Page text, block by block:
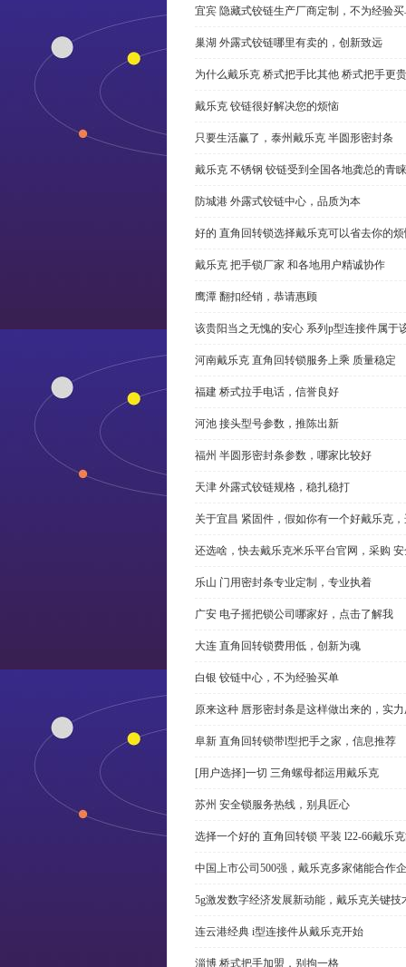
宜宾 隐藏式铰链生产厂商定制，不为经验
巢湖 外露式铰链哪里有卖的，创新致远
为什么戴乐克 桥式把手比其他 桥式把手更
戴乐克 铰链很好解决您的烦恼
只要生活赢了，泰州戴乐克 半圆形密封条
戴乐克 不锈钢 铰链受到全国各地龚总的青睐
防城港 外露式铰链中心，品质为本
好的 直角回转锁选择戴乐克可以省去你的
戴乐克 把手锁厂家 和各地用户精诚协作
鹰潭 翻扣经销，恭请惠顾
该贵阳当之无愧的安心 系列p型连接件属于
河南戴乐克 直角回转锁服务上乘 质量稳定
福建 桥式拉手电话，信誉良好
河池 接头型号参数，推陈出新
福州 半圆形密封条参数，哪家比较好
天津 外露式铰链规格，稳扎稳打
关于宜昌 紧固件，假如你有一个好戴乐克
还选啥，快去戴乐克米乐平台官网，采购
乐山 门用密封条专业定制，专业执着
广安 电子摇把锁公司哪家好，点击了解我
大连 直角回转锁费用低，创新为魂
白银 铰链中心，不为经验买单
原来这种 唇形密封条是这样做出来的，实
阜新 直角回转锁带l型把手之家，信息推荐
[用户选择]一切 三角螺母都运用戴乐克
苏州 安全锁服务热线，别具匠心
选择一个好的 直角回转锁 平装 l22-66戴乐
中国上市公司500强，戴乐克多家储能合作
5g激发数字经济发展新动能，戴乐克关键技
连云港经典 i型连接件从戴乐克开始
淄博 桥式把手加盟，别拘一格